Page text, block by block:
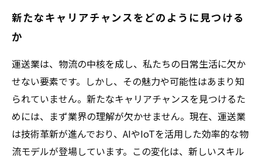
新たなキャリアチャンスをどのように見つける
か
運送業は、物流の中核を成し、私たちの日常生活に欠か
せない要素です。しかし、その魅力や可能性はあまり知
られていません。新たなキャリアチャンスを見つけるた
めには、まず業界の理解が欠かせません。現在、運送業
は技術革新が進んでおり、AIやIoTを活用した効率的な物
流モデルが登場しています。この変化は、新しいスキル